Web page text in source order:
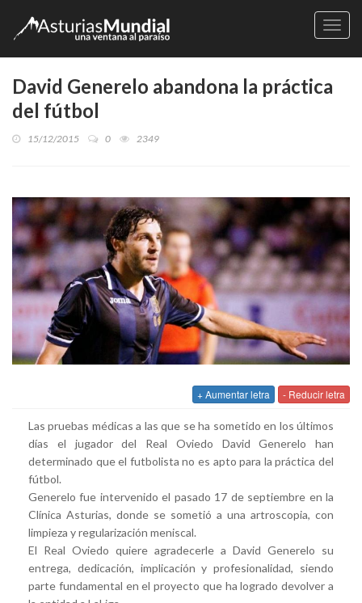
David Generelo abandona la práctica
del fútbol
15/12/2015 0 2349
+ Aumentar letra - Reducir letra
Las pruebas médicas a las que se ha sometido en los últimos
días el jugador del Real Oviedo David Generelo han
determinado que el futbolista no es apto para la práctica del
fútbol.
Generelo fue intervenido el pasado 17 de septiembre en la
Clínica Asturias, donde se sometió a una artroscopia, con
limpieza y regularización meniscal.
El Real Oviedo quiere agradecerle a David Generelo su
entrega, dedicación, implicación y profesionalidad, siendo
parte fundamental en el proyecto que ha logrado devolver a